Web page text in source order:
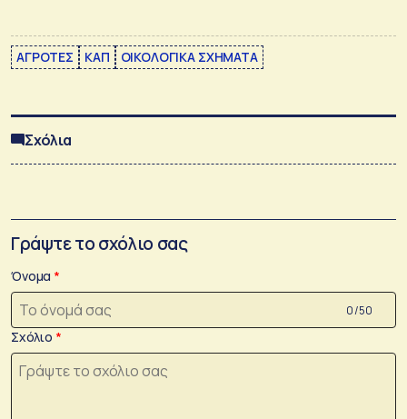
ΑΓΡΟΤΕΣ ΚΑΠ ΟΙΚΟΛΟΓΙΚΑ ΣΧΗΜΑΤΑ
Σχόλια
Γράψτε το σχόλιο σας
Όνομα
0 /50
Σχόλιο